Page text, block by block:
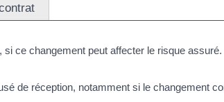
ce changement peut affecter le risque
de réception, notamment si le changement